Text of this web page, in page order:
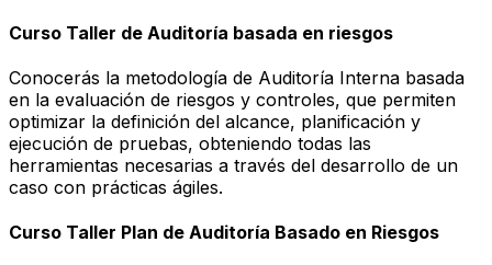
Curso Taller de Auditoría basada en riesgos
Conocerás la metodología de Auditoría Interna basada
en la evaluación de riesgos y controles, que permiten
optimizar la definición del alcance, planificación y
ejecución de pruebas, obteniendo todas las
herramientas necesarias a través del desarrollo de un
caso con prácticas ágiles.
Curso Taller Plan de Auditoría Basado en Riesgos